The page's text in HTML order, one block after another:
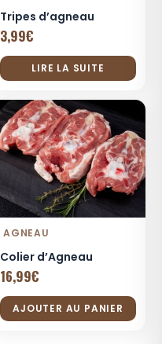
Tripes d’agneau
3,99€
LIRE LA SUITE
AGNEAU
Colier d’Agneau
16,99€
AJOUTER AU PANIER